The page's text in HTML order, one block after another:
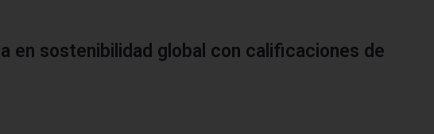
en sostenibilidad global con calificaciones de